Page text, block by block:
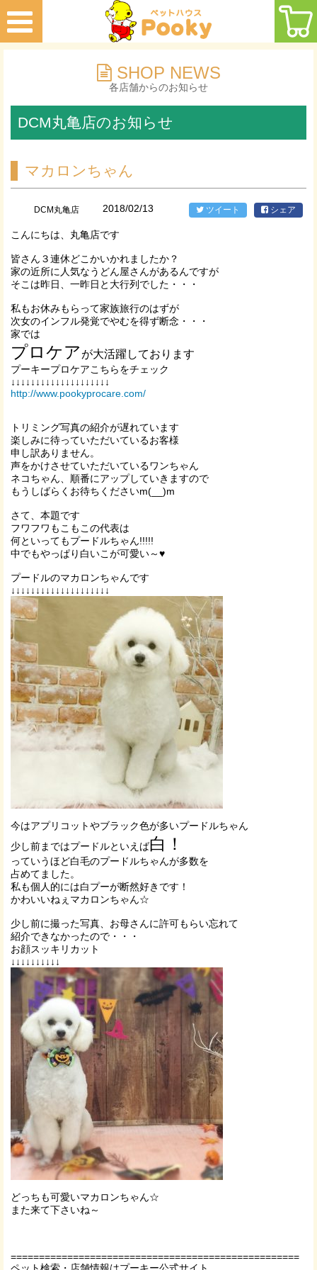
SHOP NEWS
各店舗からのお知らせ
DCM丸亀店のお知らせ
マカロンちゃん
DCM丸亀店 2018/02/13 ツイート シェア
こんにちは、丸亀店です
皆さん３連休どこかいかれましたか？
家の近所に人気なうどん屋さんがあるんですが
そこは昨日、一昨日と大行列でした・・・
私もお休みもらって家族旅行のはずが
次女のインフル発覚でやむを得ず断念・・・
家では
プロケアが大活躍しております
プーキープロケアこちらをチェック
↓↓↓↓↓↓↓↓↓↓↓↓↓↓↓↓↓↓↓↓
http://www.pookyprocare.com/
トリミング写真の紹介が遅れています
楽しみに待っていただいているお客様
申し訳ありません。
声をかけさせていただいているワンちゃん
ネコちゃん、順番にアップしていきますので
もうしばらくお待ちくださいm(__)m
さて、本題です
フワフワもこもこの代表は
何といってもプードルちゃん!!!!!
中でもやっぱり白いこが可愛い～♥
プードルのマカロンちゃんです
↓↓↓↓↓↓↓↓↓↓↓↓↓↓↓↓↓↓↓↓
今はアプリコットやブラック色が多いプードルちゃん
少し前まではプードルといえば白！
っていうほど白毛のプードルちゃんが多数を
占めてました。
私も個人的には白プーが断然好きです！
かわいいねぇマカロンちゃん☆
少し前に撮った写真、お母さんに許可もらい忘れて
紹介できなかったので・・・
お顔スッキリカット
↓↓↓↓↓↓↓↓↓↓
どっちも可愛いマカロンちゃん☆
また来て下さいね～
===================================================